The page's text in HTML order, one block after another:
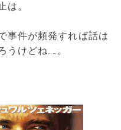
は。
事件が頻発すれば話は
けどね……。